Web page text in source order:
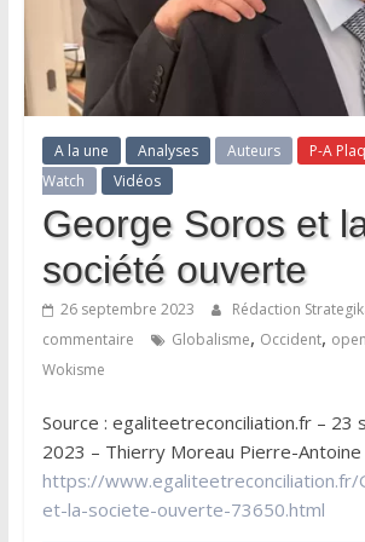
A la une Analyses Auteurs P-A
Watch
Vidéos
George Soros et
société ouverte
26 septembre 2023 Rédaction
commentaire
Globalisme, Occident,
Wokisme
Source : egaliteetreconciliation.fr – 23
2023 – Thierry Moreau Pierre-
https://www.egaliteetreconciliation.fr/
et-la-societe-ouverte-73650.html